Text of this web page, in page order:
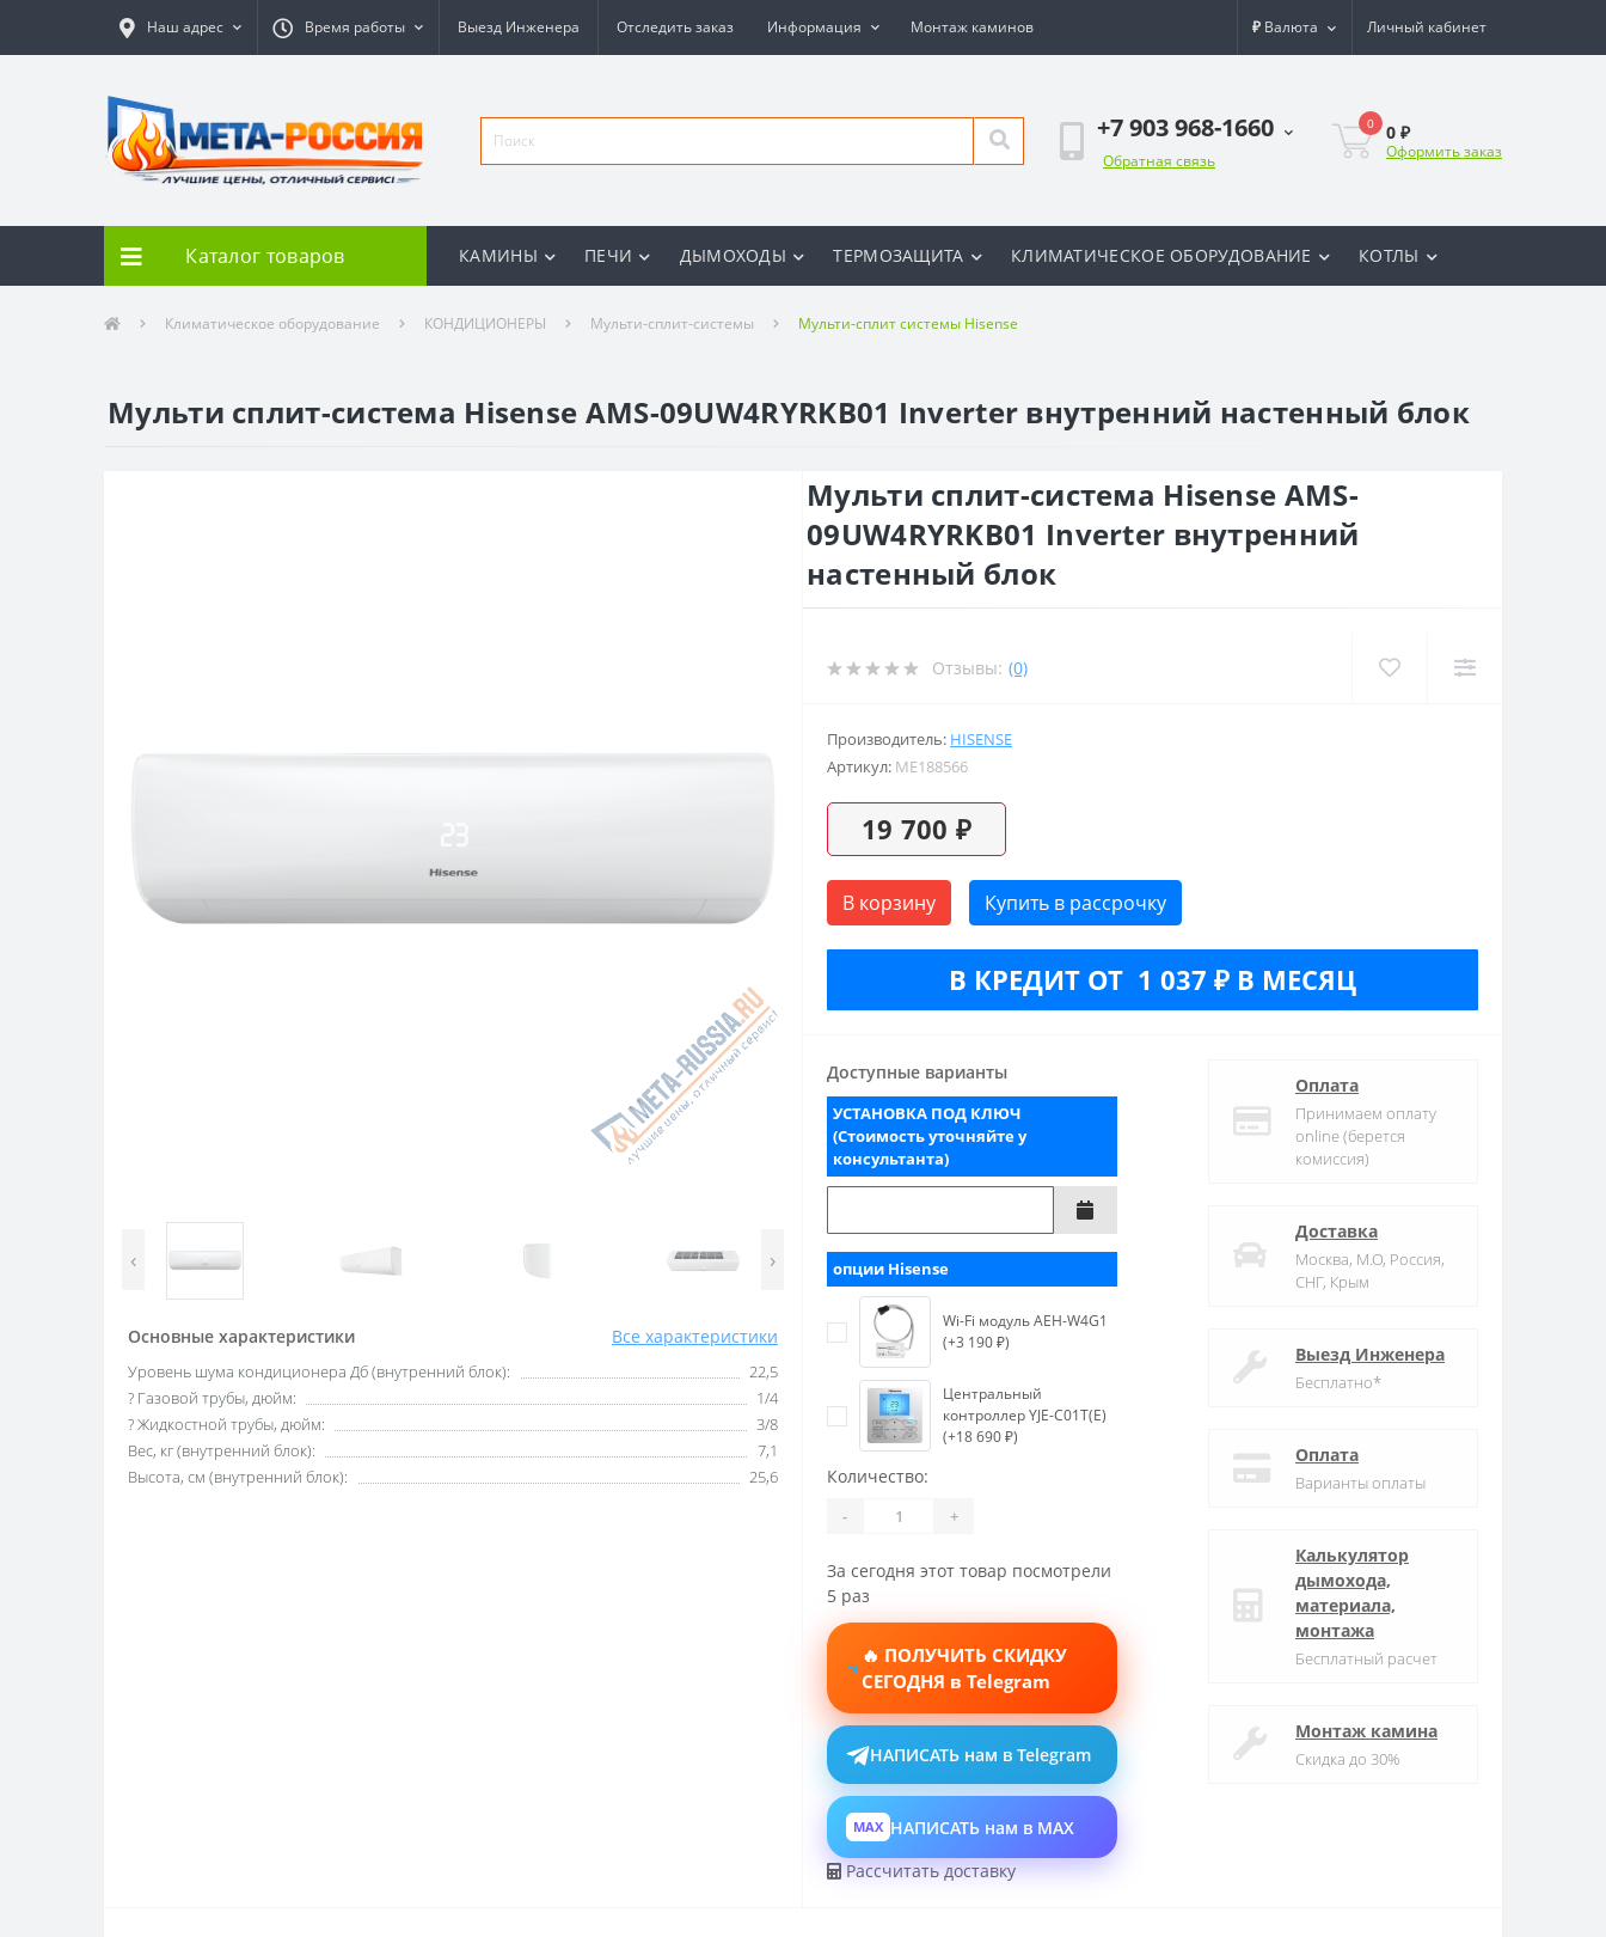
Наш адрес Время работы Выезд Инженера Отследить заказ Информация Монтаж каминов ₽ Валюта Личный кабинет
+7 903 968-1660
Обратная связь
0 0 ₽
Оформить заказ
Каталог товаров КАМИНЫ ПЕЧИ ДЫМОХОДЫ ТЕРМОЗАЩИТА КЛИМАТИЧЕСКОЕ ОБОРУДОВАНИЕ КОТЛЫ
Климатическое оборудование КОНДИЦИОНЕРЫ Мульти-сплит-системы Мульти-сплит системы Hisense
Мульти сплит-система Hisense AMS-09UW4RYRKB01 Inverter внутренний настенный блок
‹ ›
Основные характеристики Все характеристики
Уровень шума кондиционера Дб (внутренний блок):
22,5
? Газовой трубы, дюйм:
1/4
? Жидкостной трубы, дюйм:
3/8
Вес, кг (внутренний блок):
7,1
Высота, см (внутренний блок):
25,6
Мульти сплит-система Hisense AMS-
09UW4RYRKB01 Inverter внутренний
настенный блок
Отзывы: (0)
Производитель: HISENSE
Артикул: ME188566
19 700 ₽
В корзину Купить в рассрочку
В КРЕДИТ ОТ 1 037 ₽ В МЕСЯЦ
Доступные варианты
УСТАНОВКА ПОД КЛЮЧ
(Стоимость уточняйте у
консультанта)
опции Hisense
Wi-Fi модуль AEH-W4G1
(+3 190 ₽)
Центральный
контроллер YJE-C01T(E)
(+18 690 ₽)
Количество:
- +
За сегодня этот товар посмотрели
5 раз
🔥 ПОЛУЧИТЬ СКИДКУ
СЕГОДНЯ в Telegram
НАПИСАТЬ нам в Telegram
MAX НАПИСАТЬ нам в MAX
Рассчитать доставку
Оплата
Принимаем оплату
online (берется
комиссия)
Доставка
Москва, М.О, Россия,
СНГ, Крым
Выезд Инженера
Бесплатно*
Оплата
Варианты оплаты
Калькулятор
дымохода,
материала,
монтажа
Бесплатный расчет
Монтаж камина
Скидка до 30%